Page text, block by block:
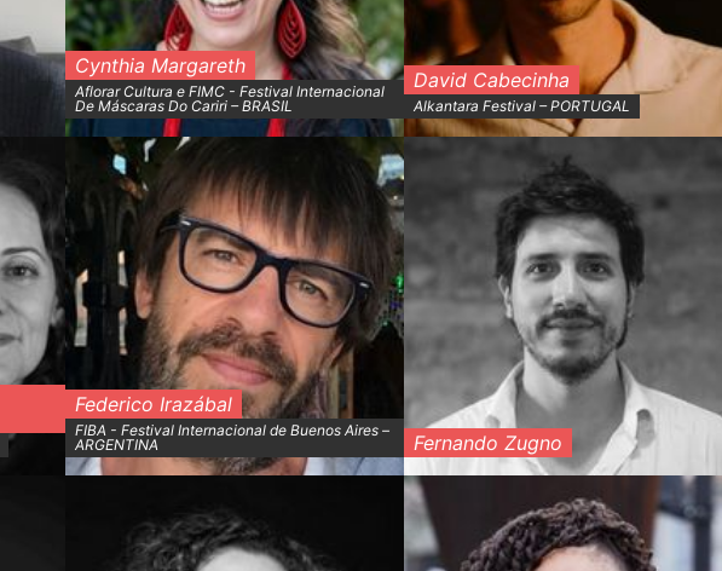
Cynthia Margareth
Aflorar Cultura e FIMC - Festival Internacional
De Máscaras Do Cariri – BRASIL
David Cabecinha
Alkantara Festival – PORTUGAL
Federico Irazábal
FIBA - Festival Internacional de Buenos Aires –
ARGENTINA
Fernando Zugno